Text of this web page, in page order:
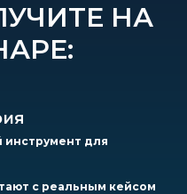
НА
инструмент для
с реальным кейсом